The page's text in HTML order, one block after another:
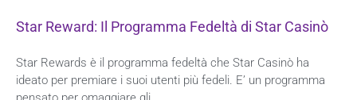
Star Reward: Il Programma Fedeltà di Star Casinò
Star Rewards è il programma fedeltà che Star Casinò ha
ideato per premiare i suoi utenti più fedeli. E’ un programma